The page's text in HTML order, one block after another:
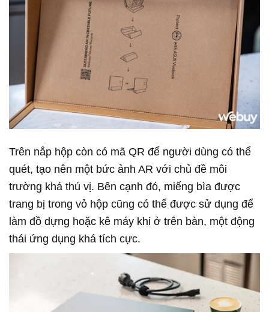
Trên nắp hộp còn có mã QR để người dùng có thể
quét, tạo nên một bức ảnh AR với chủ đề môi
trường khá thú vị. Bên cạnh đó, miếng bìa được
trang bị trong vỏ hộp cũng có thể được sử dụng để
làm đồ dựng hoặc kê máy khi ở trên bàn, một động
thái ứng dụng khá tích cực.